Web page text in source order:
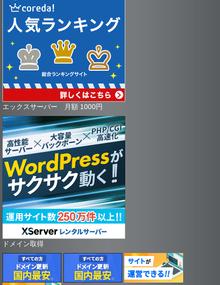
エックスサーバー 月額 1000円
ドメイン取得